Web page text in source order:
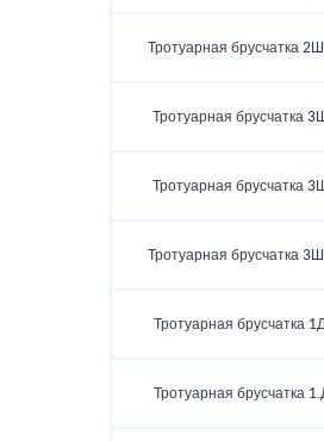
Тротуарная брусчатка
Тротуарная брусчатка
Тротуарная брусчатка
Тротуарная брусчатка
Тротуарная брусчатка
Тротуарная брусчатка